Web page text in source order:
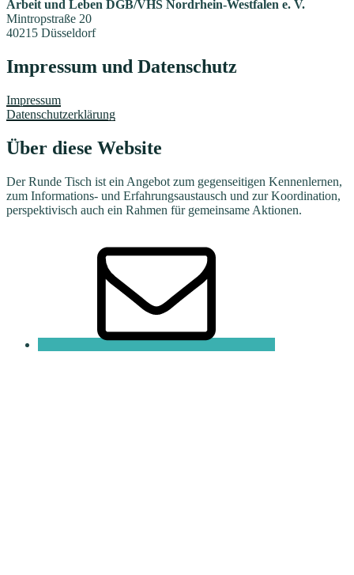
Arbeit und Leben DGB/VHS Nordrhein-Westfalen e. V.
Mintropstraße 20
40215 Düsseldorf
Impressum und Datenschutz
Impressum
Datenschutzerklärung
Über diese Website
Der Runde Tisch ist ein Angebot zum gegenseitigen Kennenlernen,
zum Informations- und Erfahrungsaustausch und zur Koordination,
perspektivisch auch ein Rahmen für gemeinsame Aktionen.